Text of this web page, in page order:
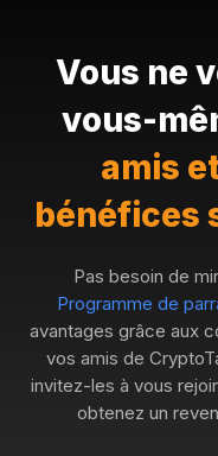
Vous ne
vous-
amis
bénéfices
Pas besoin de
Programme de
avantages grâce aux
vos amis de
invitez-les à vous
obtenez un